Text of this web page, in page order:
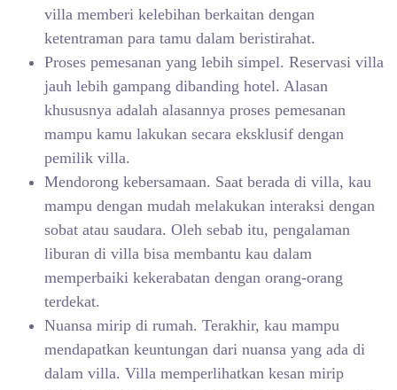
villa memberi kelebihan berkaitan dengan
ketentraman para tamu dalam beristirahat.
Proses pemesanan yang lebih simpel. Reservasi villa
jauh lebih gampang dibanding hotel. Alasan
khususnya adalah alasannya proses pemesanan
mampu kamu lakukan secara eksklusif dengan
pemilik villa.
Mendorong kebersamaan. Saat berada di villa, kau
mampu dengan mudah melakukan interaksi dengan
sobat atau saudara. Oleh sebab itu, pengalaman
liburan di villa bisa membantu kau dalam
memperbaiki kekerabatan dengan orang-orang
terdekat.
Nuansa mirip di rumah. Terakhir, kau mampu
mendapatkan keuntungan dari nuansa yang ada di
dalam villa. Villa memperlihatkan kesan mirip